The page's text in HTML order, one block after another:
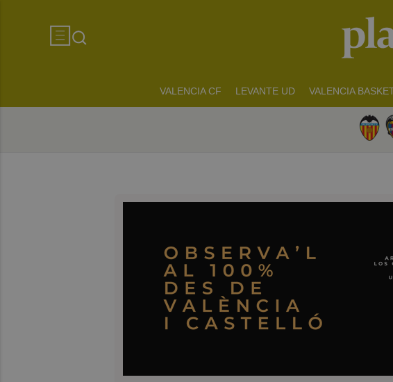
VALENCIA CF LEVANTE UD VALENCIA